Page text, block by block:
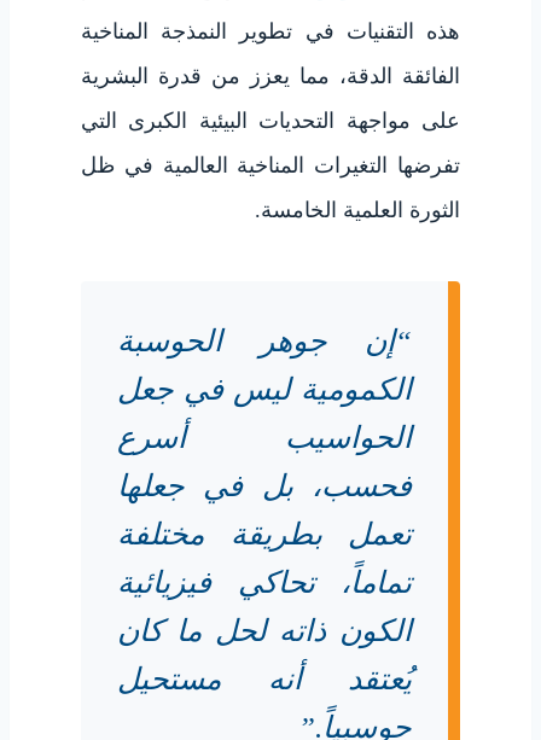
هذه التقنيات في تطوير النمذجة المناخية
الفائقة الدقة، مما يعزز من قدرة البشرية
على مواجهة التحديات البيئية الكبرى التي
تفرضها التغيرات المناخية العالمية في ظل
الثورة العلمية الخامسة.
“إن جوهر الحوسبة
الكمومية ليس في جعل
الحواسيب أسرع
فحسب، بل في جعلها
تعمل بطريقة مختلفة
تماماً، تحاكي فيزيائية
الكون ذاته لحل ما كان
يُعتقد أنه مستحيل
حوسبياً.”